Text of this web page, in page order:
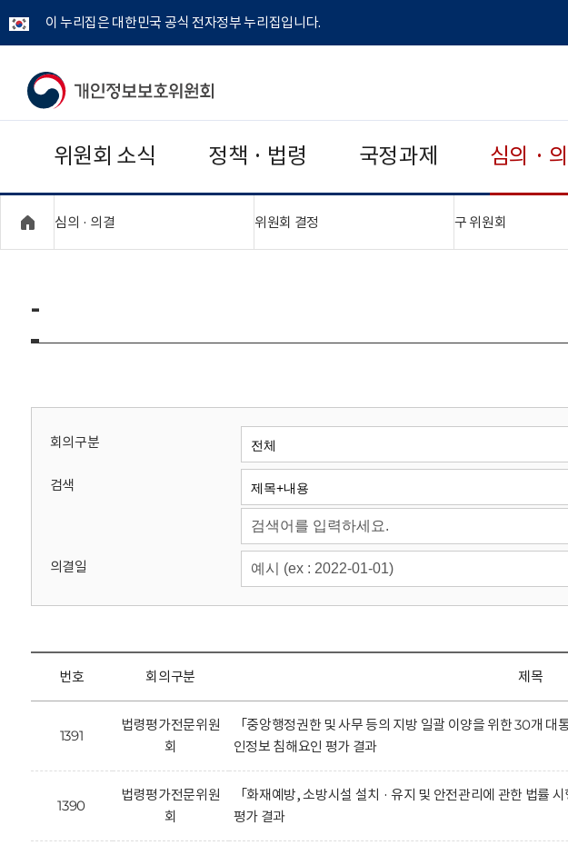
이 누리집은 대한민국 공식 전자정부 누리집입니다.
개
보
보
위
회
위원회 소식 정책 · 법령 국정과제 심의 ·
심의 · 의결 위원회 결정 구 위원회
-
회의구분
검색
의결일
번호 회의구분 제목
1391
법령평가전문위원
회
「중앙행정권한 및 사무 등의 지방 일괄 이양을 위한 30개
인정보 침해요인 평가 결과
1390
법령평가전문위원
회
「화재예방, 소방시설 설치 · 유지 및 안전관리에 관한 법률
평가 결과